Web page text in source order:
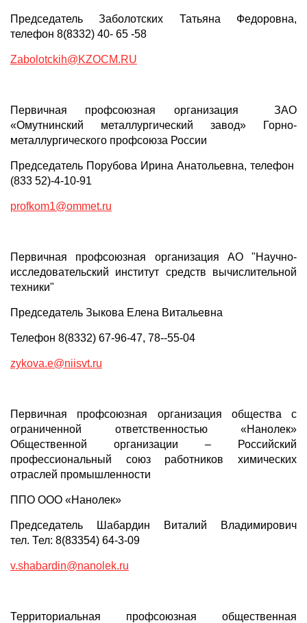
Председатель Заболотских Татьяна Федоровна,
телефон 8(8332) 40- 65 -58
Zabolotckih@KZOCM.RU
Первичная профсоюзная организация ЗАО
«Омутнинский металлургический завод» Горно-
металлургического профсоюза России
Председатель Порубова Ирина Анатольевна, телефон
(833 52)-4-10-91
profkom1@ommet.ru
Первичная профсоюзная организация АО "Научно-
исследовательский институт средств вычислительной
техники"
Председатель Зыкова Елена Витальевна
Телефон 8(8332) 67-96-47, 78--55-04
zykova.e@niisvt.ru
Первичная профсоюзная организация общества с
ограниченной ответственностью «Нанолек»
Общественной организации – Российский
профессиональный союз работников химических
отраслей промышленности
ППО ООО «Нанолек»
Председатель Шабардин Виталий Владимирович
тел. Тел: 8(83354) 64-3-09
v.shabardin@nanolek.ru
Территориальная профсоюзная общественная